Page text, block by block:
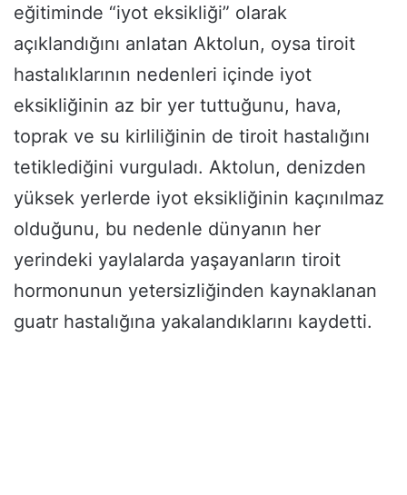
eğitiminde “iyot eksikliği” olarak
açıklandığını anlatan Aktolun, oysa tiroit
hastalıklarının nedenleri içinde iyot
eksikliğinin az bir yer tuttuğunu, hava,
toprak ve su kirliliğinin de tiroit hastalığını
tetiklediğini vurguladı. Aktolun, denizden
yüksek yerlerde iyot eksikliğinin kaçınılmaz
olduğunu, bu nedenle dünyanın her
yerindeki yaylalarda yaşayanların tiroit
hormonunun yetersizliğinden kaynaklanan
guatr hastalığına yakalandıklarını kaydetti.